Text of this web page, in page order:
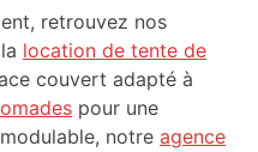
retrouvez nos
location de tente de
couvert adapté à
pour une
notre agence